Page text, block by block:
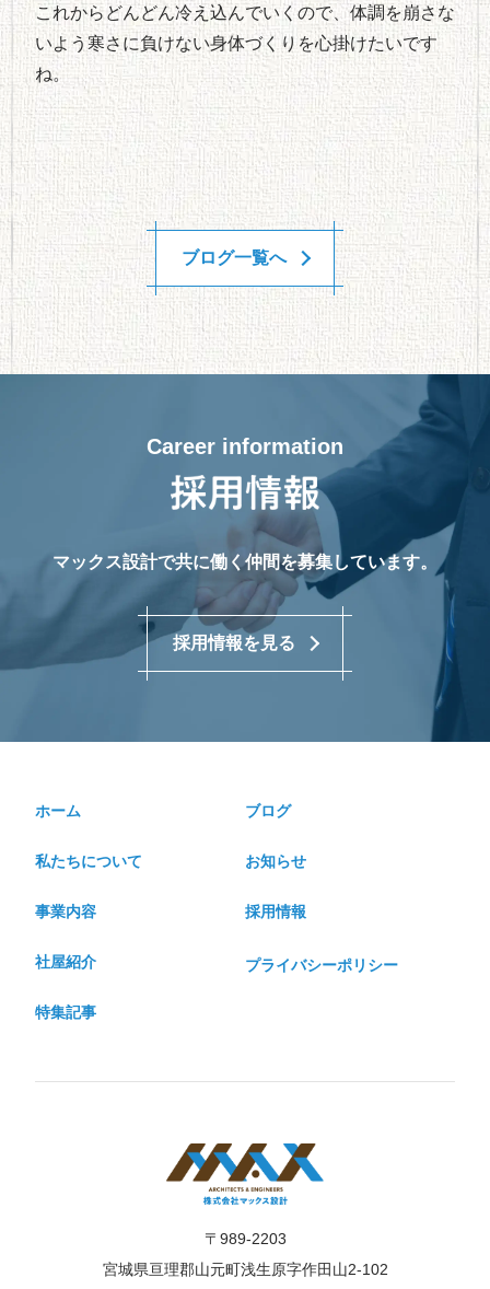
これからどんどん冷え込んでいくので、体調を崩さな
いよう寒さに負けない身体づくりを心掛けたいです
ね。
ブログ一覧へ
Career information
マックス設計で共に働く仲間を募集しています。
採用情報を見る
ホーム
私たちについて
社屋紹介
事業内容
特集記事
ブログ
お知らせ
採用情報
プライバシーポリシー
〒989-2203
宮城県亘理郡山元町浅生原字作田山2-102